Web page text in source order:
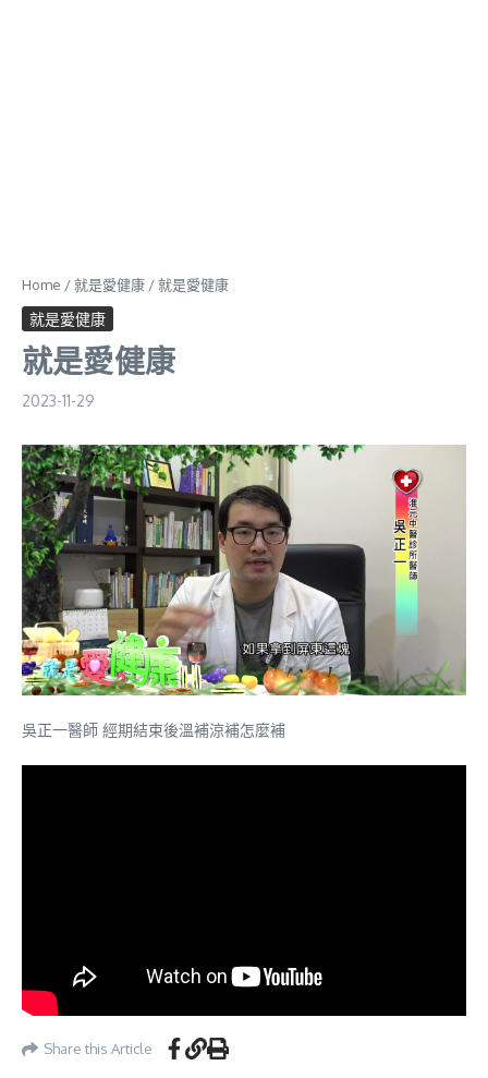
Home /就是愛健康 /就是愛健康
就是愛健康
就是愛健康
2023-11-29
吳正一醫師 經期結束後溫補涼補怎麼補
Share this Article